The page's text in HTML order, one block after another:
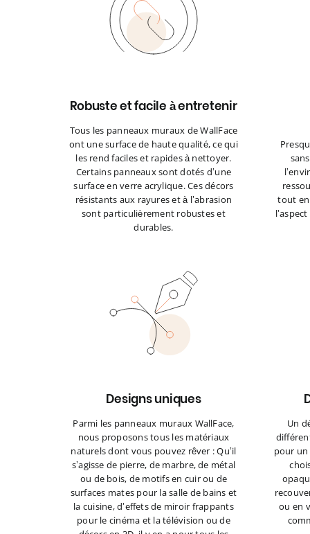
Robuste et facile à entretenir
Tous les panneaux muraux de WallFace
ont une surface de haute qualité, ce qui
les rend faciles et rapides à nettoyer.
Certains panneaux sont dotés d’une
surface en verre acrylique. Ces décors
résistants aux rayures et à l’abrasion
sont particulièrement robustes et
durables.
tout
Designs uniques
Parmi les panneaux muraux WallFace,
nous proposons tous les matériaux
naturels dont vous pouvez rêver : Qu’il
s’agisse de pierre, de marbre, de métal
ou de bois, de motifs en cuir ou de
surfaces mates pour la salle de bains et
la cuisine, d’effets de miroir frappants
pour le cinéma et la télévision ou de
Un
pour
ou en